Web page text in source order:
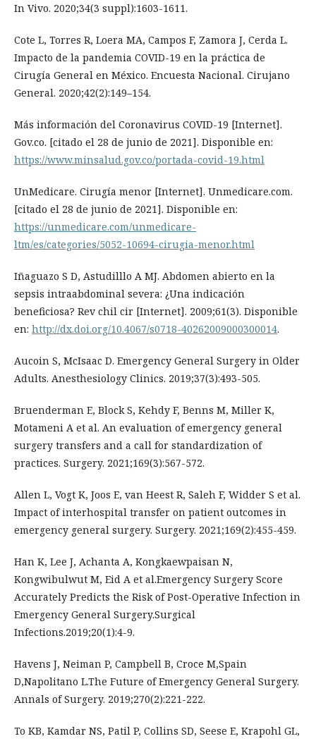
In Vivo. 2020;34(3 suppl):1603-1611.
Cote L, Torres R, Loera MA, Campos F, Zamora J, Cerda L.
Impacto de la pandemia COVID-19 en la práctica de
Cirugía General en México. Encuesta Nacional. Cirujano
General. 2020;42(2):149–154.
Más información del Coronavirus COVID-19 [Internet].
Gov.co. [citado el 28 de junio de 2021]. Disponible en:
https://www.minsalud.gov.co/portada-covid-19.html
UnMedicare. Cirugía menor [Internet]. Unmedicare.com.
[citado el 28 de junio de 2021]. Disponible en:
https://unmedicare.com/unmedicare-
ltm/es/categories/5052-10694-cirugia-menor.html
Iñaguazo S D, Astudilllo A MJ. Abdomen abierto en la
sepsis intraabdominal severa: ¿Una indicación
beneficiosa? Rev chil cir [Internet]. 2009;61(3). Disponible
en: http://dx.doi.org/10.4067/s0718-40262009000300014.
Aucoin S, McIsaac D. Emergency General Surgery in Older
Adults. Anesthesiology Clinics. 2019;37(3):493-505.
Bruenderman E, Block S, Kehdy F, Benns M, Miller K,
Motameni A et al. An evaluation of emergency general
surgery transfers and a call for standardization of
practices. Surgery. 2021;169(3):567-572.
Allen L, Vogt K, Joos E, van Heest R, Saleh F, Widder S et al.
Impact of interhospital transfer on patient outcomes in
emergency general surgery. Surgery. 2021;169(2):455-459.
Han K, Lee J, Achanta A, Kongkaewpaisan N,
Kongwibulwut M, Eid A et al.Emergency Surgery Score
Accurately Predicts the Risk of Post-Operative Infection in
Emergency General Surgery.Surgical
Infections.2019;20(1):4-9.
Havens J, Neiman P, Campbell B, Croce M,Spain
D,Napolitano L.The Future of Emergency General Surgery.
Annals of Surgery. 2019;270(2):221-222.
To KB, Kamdar NS, Patil P, Collins SD, Seese E, Krapohl GL,